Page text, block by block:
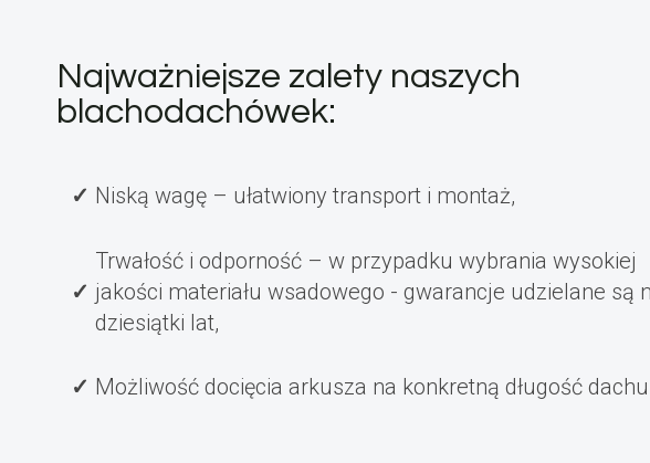
Najważniejsze zalety naszych
blachodachówek:
Niską wagę – ułatwiony transport i montaż,
Trwałość i odporność – w przypadku wybrania wysokiej
jakości materiału wsadowego - gwarancje udzielane są
dziesiątki lat,
Możliwość docięcia arkusza na konkretną długość